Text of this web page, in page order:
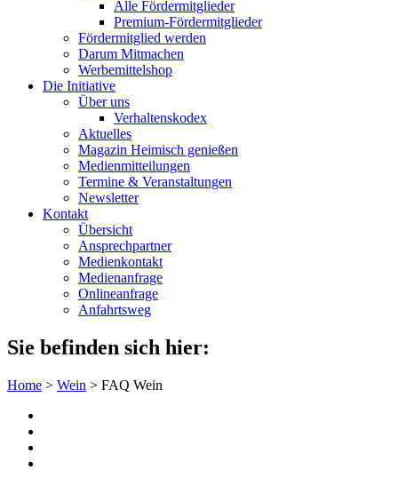
Alle Fördermitglieder
Premium-Fördermitglieder
Fördermitglied werden
Darum Mitmachen
Werbemittelshop
Die Initiative
Über uns
Verhaltenskodex
Aktuelles
Magazin Heimisch genießen
Medienmitteilungen
Termine & Veranstaltungen
Newsletter
Kontakt
Übersicht
Ansprechpartner
Medienkontakt
Medienanfrage
Onlineanfrage
Anfahrtsweg
Sie befinden sich hier:
Home > Wein > FAQ Wein